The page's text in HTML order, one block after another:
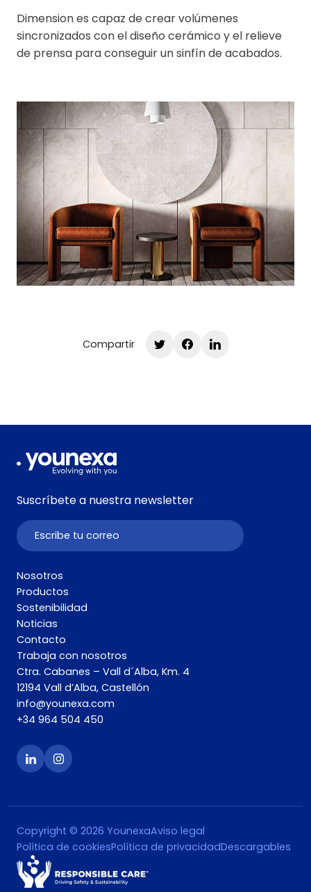
Dimension es capaz de crear volúmenes
sincronizados con el diseño cerámico y el relieve
de prensa para conseguir un sinfín de acabados.
Compartir
Suscríbete a nuestra newsletter
Nosotros
Productos
Sostenibilidad
Noticias
Contacto
Trabaja con nosotros
Ctra. Cabanes – Vall d´Alba, Km. 4
12194 Vall d’Alba, Castellón
info@younexa.com
+34 964 504 450
Copyright © 2026 YounexaAviso legal
Política de cookiesPolítica de privacidadDescargables